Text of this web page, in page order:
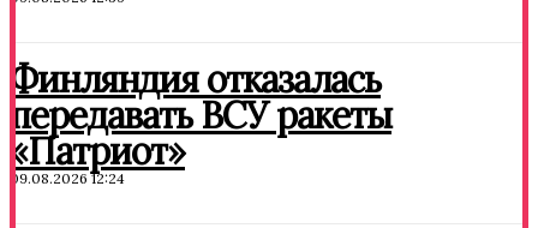
Финляндия отказалась
передавать ВСУ ракеты
«Патриот»
09.08.2026 12:24